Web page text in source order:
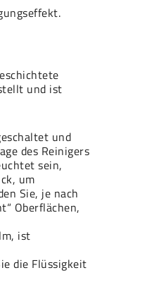
und ist
und
des Reinigers
sein,
um
Sie, je nach
Oberflächen,
ist
die Flüssigkeit